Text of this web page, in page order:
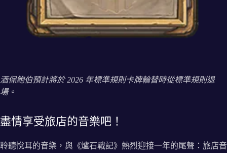
酒保鮑伯預計將於 2026 年標準規則卡牌輪替時從標準規則退
場。
盡情享受旅店的音樂吧！
聆聽悅耳的音樂，與《爐石戰記》熱烈迎接一年的尾聲：旅店音